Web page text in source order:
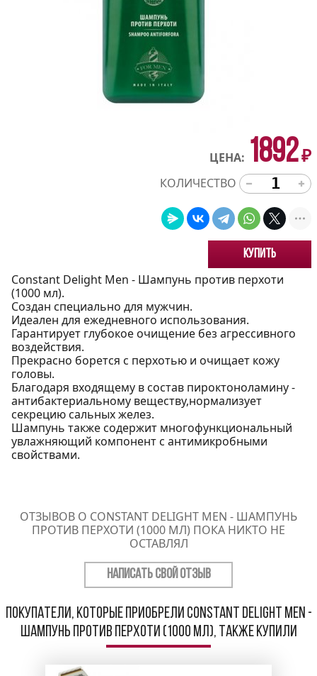
ЦЕНА: 1892₽
КОЛИЧЕСТВО
Купить
Constant Delight Men - Шампунь против перхоти
(1000 мл).
Создан специально для мужчин.
Идеален для ежедневного использования.
Гарантирует глубокое очищение без агрессивного
воздействия.
Прекрасно борется с перхотью и очищает кожу
головы.
Благодаря входящему в состав пироктоноламину -
антибактериальному веществу,нормализует
секрецию сальных желез.
Шампунь также содержит многофункциональный
увлажняющий компонент с антимикробными
свойствами.
ОТЗЫВОВ О CONSTANT DELIGHT MEN - ШАМПУНЬ
ПРОТИВ ПЕРХОТИ (1000 МЛ) ПОКА НИКТО НЕ
ОСТАВЛЯЛ
НАПИСАТЬ СВОЙ ОТЗЫВ
Покупатели, которые приобрели Constant Delight Men -
Шампунь против перхоти (1000 мл), также купили